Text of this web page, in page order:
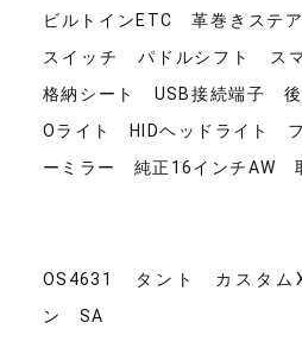
ビルトインETC 革巻きステ
スイッチ パドルシフト ス
格納シート USB接続端子
Oライト HIDヘッドライト
ーミラー 純正16インチAW
OS4631 タント カスタム
ン SA